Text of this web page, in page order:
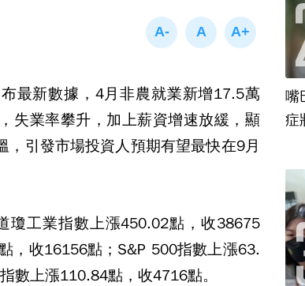
最新數據，4月非農就業新增17.5萬
失業率攀升，加上薪資增速放緩，顯
，引發市場投資人預期有望最快在9月
瓊工業指數上漲450.02點，收38675
，收16156點；S&P 500指數上漲63.
數上漲110.84點，收4716點。
嘴